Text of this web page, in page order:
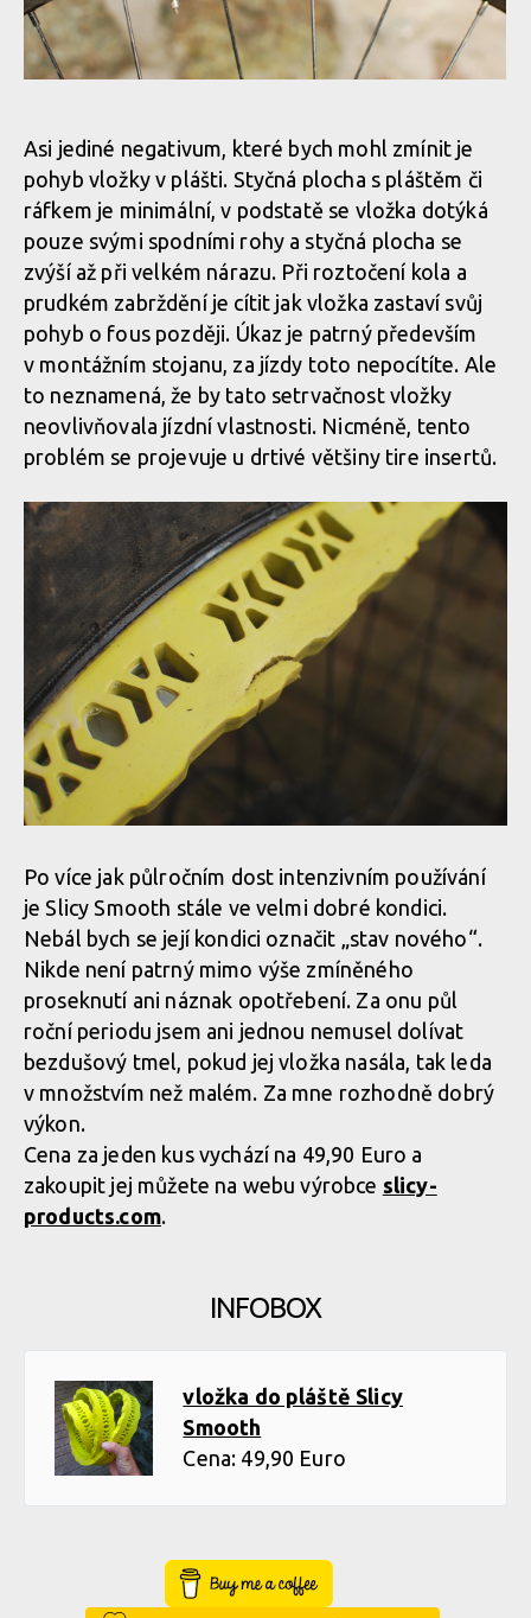
Asi jediné negativum, které bych mohl zmínit je
pohyb vložky v plášti. Styčná plocha s pláštěm či
ráfkem je minimální, v podstatě se vložka dotýká
pouze svými spodními rohy a styčná plocha se
zvýší až při velkém nárazu. Při roztočení kola a
prudkém zabrždění je cítit jak vložka zastaví svůj
pohyb o fous později. Úkaz je patrný především
v montážním stojanu, za jízdy toto nepocítíte. Ale
to neznamená, že by tato setrvačnost vložky
neovlivňovala jízdní vlastnosti. Nicméně, tento
problém se projevuje u drtivé většiny tire insertů.
Po více jak půlročním dost intenzivním používání
je Slicy Smooth stále ve velmi dobré kondici.
Nebál bych se její kondici označit „stav nového“.
Nikde není patrný mimo výše zmíněného
proseknutí ani náznak opotřebení. Za onu půl
roční periodu jsem ani jednou nemusel dolívat
bezdušový tmel, pokud jej vložka nasála, tak leda
v množstvím než malém. Za mne rozhodně dobrý
výkon.
Cena za jeden kus vychází na 49,90 Euro a
zakoupit jej můžete na webu výrobce slicy-
products.com.
INFOBOX
vložka do pláště Slicy
Smooth
Cena: 49,90 Euro
Buy Me a Coffee